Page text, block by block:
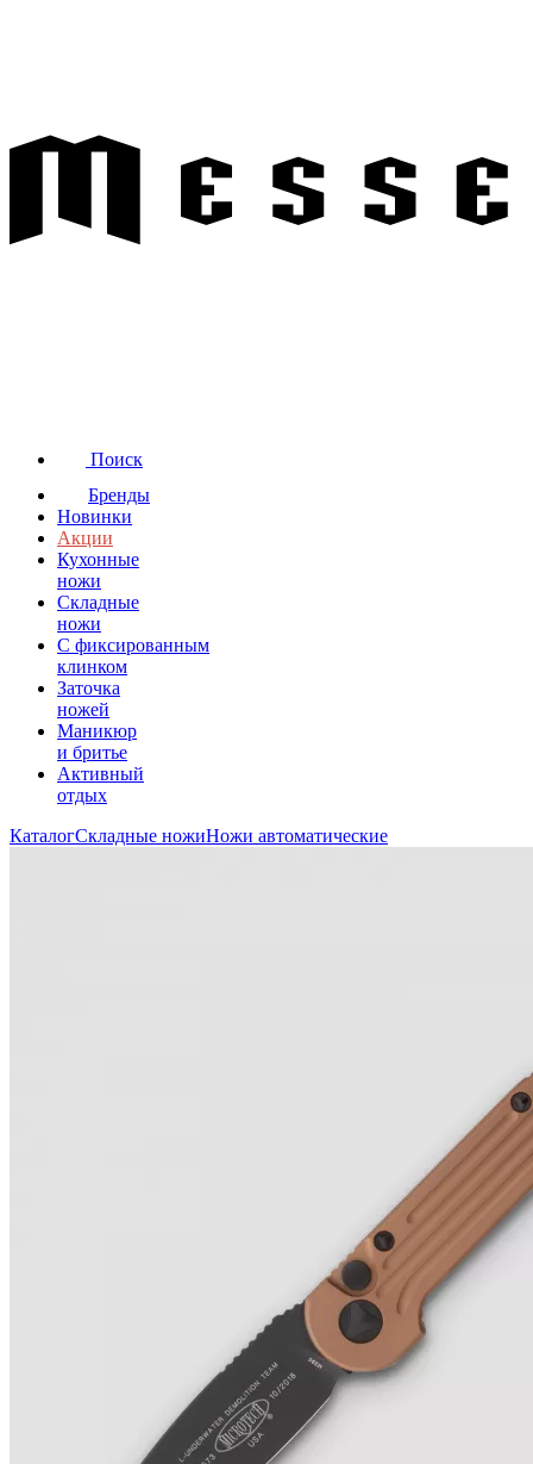
Поиск
Бренды
Новинки
Акции
Кухонные
ножи
Складные
ножи
C фиксированным
клинком
Заточка
ножей
Маникюр
и бритье
Активный
отдых
КаталогСкладные ножиНожи автоматические